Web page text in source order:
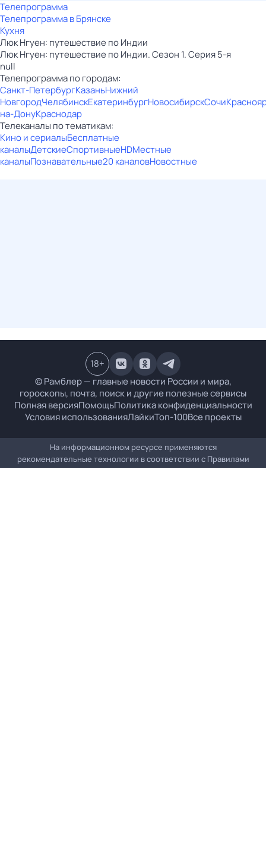
Телепрограмма
Телепрограмма в Брянске
Кухня
Люк Нгуен: путешествие по Индии
Люк Нгуен: путешествие по Индии. Сезон 1. Серия 5-я
null
Телепрограмма по городам:
Санкт-ПетербургКазаньНижний
НовгородЧелябинскЕкатеринбургНовосибирскСочи
на-ДонуКраснодар
Телеканалы по тематикам:
Кино и сериалыБесплатные
каналыДетскиеСпортивныеHDМестные
каналыПознавательные20 каналовНовостные
© Рамблер — главные новости России и мира,
гороскопы, почта, поиск и другие полезные сервисы
Полная версияПомощьПолитика конфиденциальности
Условия использованияЛайкиТоп-100Все проекты
18+
На информационном ресурсе применяются
рекомендательные технологии в соответствии с Правилами